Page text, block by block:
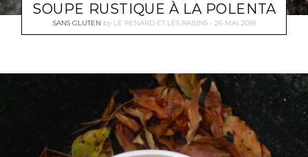
SOUPE RUSTIQUE À LA POLENTA
SANS GLUTEN by LE RENARD ET LES RAISINS 26 MAI 2018